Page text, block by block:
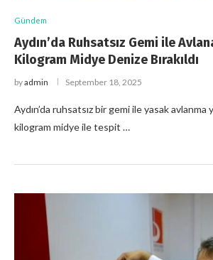
Gündem
Aydın’da Ruhsatsız Gemi ile
Kilogram Midye Denize Bırakıldı
byadmin September 18, 2025
Aydın’da ruhsatsız bir gemi ile yasak avlanma
kilogram midye ile tespit …